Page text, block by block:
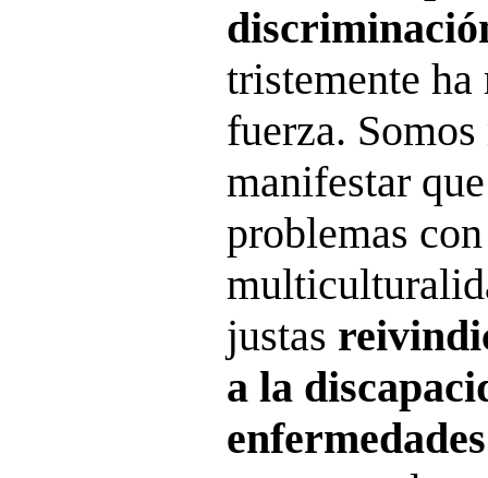
tristemente ha
fuerza.
manifestar
problemas
justas
a la